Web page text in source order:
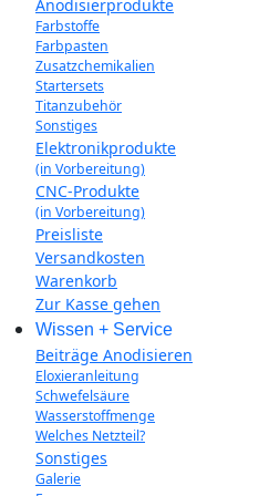
Anodisierprodukte
Farbstoffe
Farbpasten
Zusatzchemikalien
Startersets
Titanzubehör
Sonstiges
Elektronikprodukte
(in Vorbereitung)
CNC-Produkte
(in Vorbereitung)
Preisliste
Versandkosten
Warenkorb
Zur Kasse gehen
Wissen + Service
Beiträge Anodisieren
Eloxieranleitung
Schwefelsäure
Wasserstoffmenge
Welches Netzteil?
Sonstiges
Galerie